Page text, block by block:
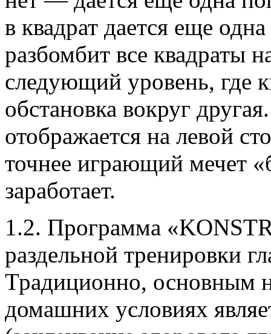
в квадрат дается еще
разбомбит все квадраты
следующий уровень, где
обстановка вокруг
отображается на левой
точнее играющий мечет
заработает.
1.2. Программа
раздельной тренировки
Традиционно, основным
домашних условиях